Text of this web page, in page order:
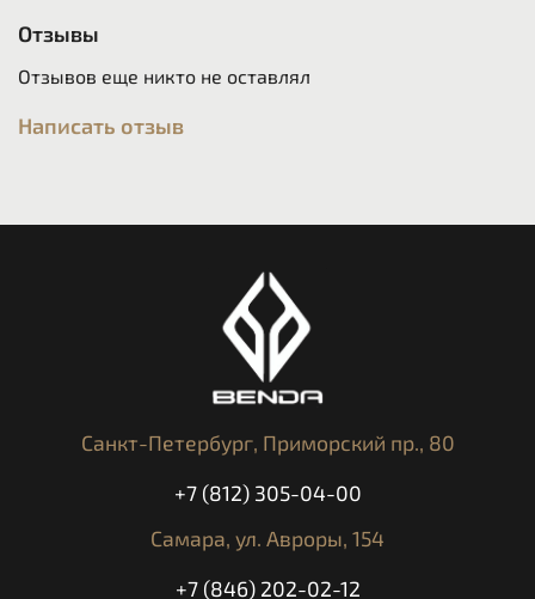
Отзывы
Отзывов еще никто не оставлял
Написать отзыв
Санкт-Петербург, Приморский пр., 80
+7 (812) 305-04-00
Самара, ул. Авроры, 154
+7 (846) 202-02-12